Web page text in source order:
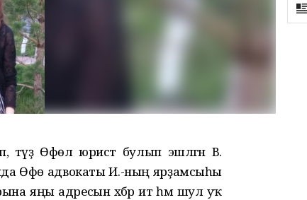
Өфөлә юрист булып эшләгән В.
Өфө адвокаты И.-ның ярҙамсыһы
яңы адресын хәбәр итә һәм шул уҡ